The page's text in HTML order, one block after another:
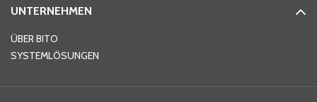
UNTERNEHMEN
ÜBER BITO
SYSTEMLÖSUNGEN